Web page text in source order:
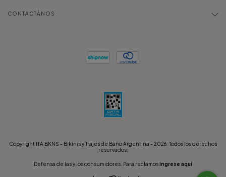
CONTACTÁNOS
Copyright ITA BKNS - Bikinis y Trajes de Baño Argentina - 2026. Todos los derechos
reservados.
Defensa de las y los consumidores. Para reclamosingrese aquí